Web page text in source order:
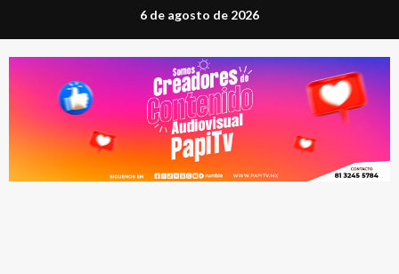
al
contenido
6 de agosto de 2026